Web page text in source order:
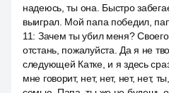
надеюсь, ты она. Быстро
выиграл. Мой папа победил,
11: Зачем ты убил меня?
отстань, пожалуйста. Да я не
следующей Катке, и я здесь
мне говорит, нет, нет, нет, нет,